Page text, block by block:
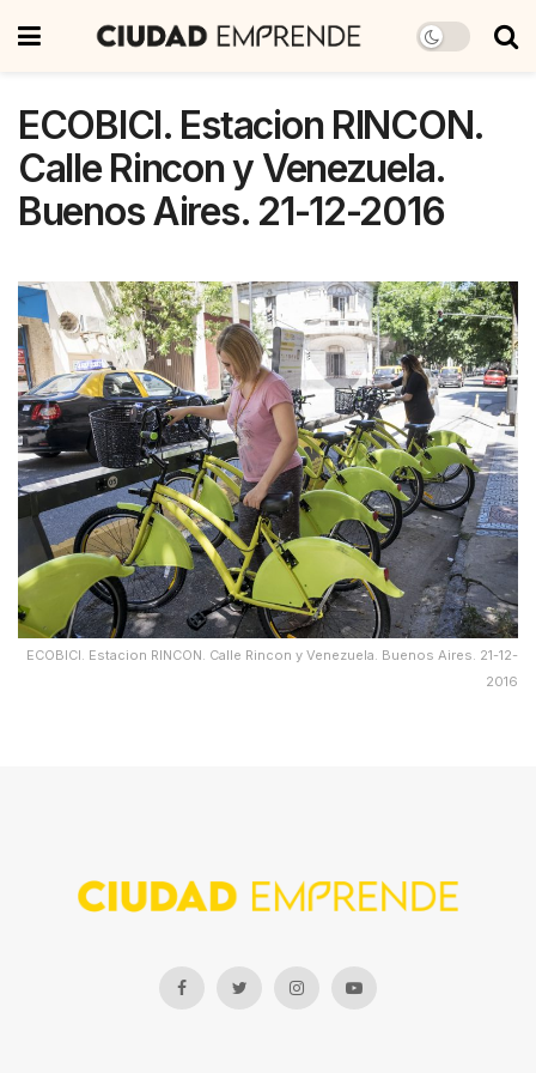
ECOBICI. Estacion RINCON.
Calle Rincon y Venezuela.
Buenos Aires. 21-12-2016
ECOBICI. Estacion RINCON. Calle Rincon y Venezuela. Buenos Aires. 21-12-
2016